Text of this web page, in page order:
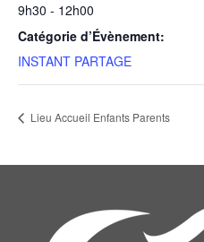
9h30 - 12h00
Catégorie d’Évènement:
INSTANT PARTAGE
Lieu Accueil Enfants Parents